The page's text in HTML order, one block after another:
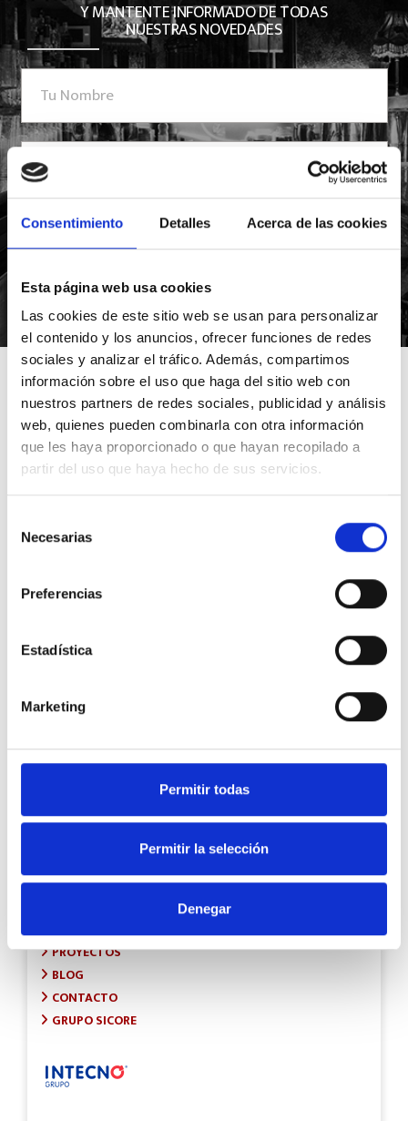
Consentimiento Detalles Acerca de las cookies
Esta página web usa cookies
Las cookies de este sitio web se usan para personalizar
el contenido y los anuncios, ofrecer funciones de redes
sociales y analizar el tráfico. Además, compartimos
información sobre el uso que haga del sitio web con
nuestros partners de redes sociales, publicidad y análisis
web, quienes pueden combinarla con otra información
que les haya proporcionado o que hayan recopilado a
partir del uso que haya hecho de sus servicios.
Necesarias
Preferencias
Estadística
Marketing
Permitir todas
Permitir la selección
Denegar
Y MANTENTE INFORMADO DE TODAS
NUESTRAS NOVEDADES
*Suscribiéndote aceptas nuestra política de privacidad
Soluciones en equipamiento
de Hostelería y frío industrial.
INICIO
PROYECTOS
BLOG
CONTACTO
GRUPO SICORE